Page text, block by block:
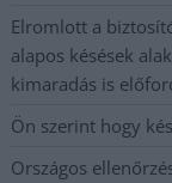
Elromlott a
alapos késések
kimaradás is
Ön szerint hogy
Országos